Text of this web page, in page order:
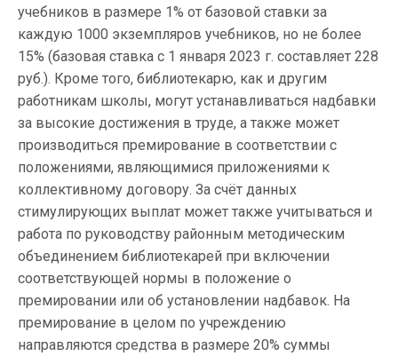
учебников в размере 1% от базовой ставки за
каждую 1000 экземпляров учебников, но не более
15% (базовая ставка с 1 января 2023 г. составляет 228
руб.). Кроме того, библиотекарю, как и другим
работникам школы, могут устанавливаться надбавки
за высокие достижения в труде, а также может
производиться премирование в соответствии с
положениями, являющимися приложениями к
коллективному договору. За счёт данных
стимулирующих выплат может также учитываться и
работа по руководству районным методическим
объединением библиотекарей при включении
соответствующей нормы в положение о
премировании или об установлении надбавок. На
премирование в целом по учреждению
направляются средства в размере 20% суммы